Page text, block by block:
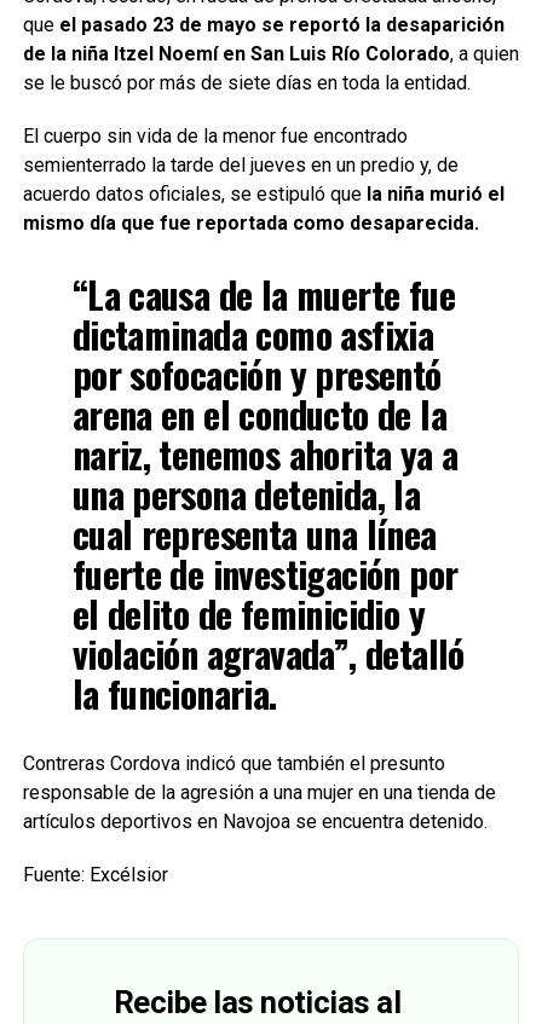
que el pasado 23 de mayo se reportó la desaparición
de la niña Itzel Noemí en San Luis Río Colorado, a quien
se le buscó por más de siete días en toda la entidad.
El cuerpo sin vida de la menor fue encontrado
semienterrado la tarde del jueves en un predio y, de
acuerdo datos oficiales, se estipuló que la niña murió el
mismo día que fue reportada como desaparecida.
“La causa de la muerte fue
dictaminada comoasfixia
por sofocacióny presentó
arena en el conducto de la
nariz, tenemos ahorita ya a
una persona detenida, la
cual representa una línea
fuerte de investigación por
el delito de feminicidio y
violación agravada”, detalló
la funcionaria.
Contreras Cordova indicó que también el presunto
responsable de la agresión a una mujer en una tienda de
artículos deportivos en Navojoa se encuentra detenido.
Fuente: Excélsior
Recibe las noticias al